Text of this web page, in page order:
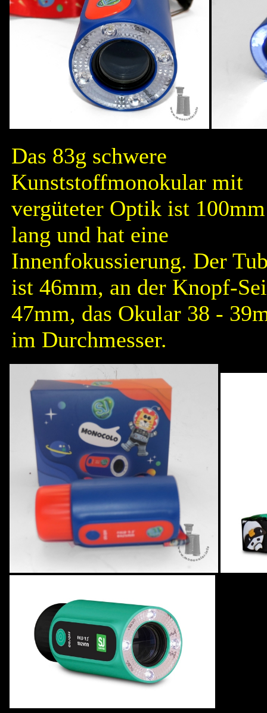
Das 83g schwere
Kunststoffmonokular mit
vergüteter Optik ist 100mm
lang und hat eine
Innenfokussierung. Der
ist 46mm, an der Knopf-
47mm, das Okular 38 -
im Durchmesser.